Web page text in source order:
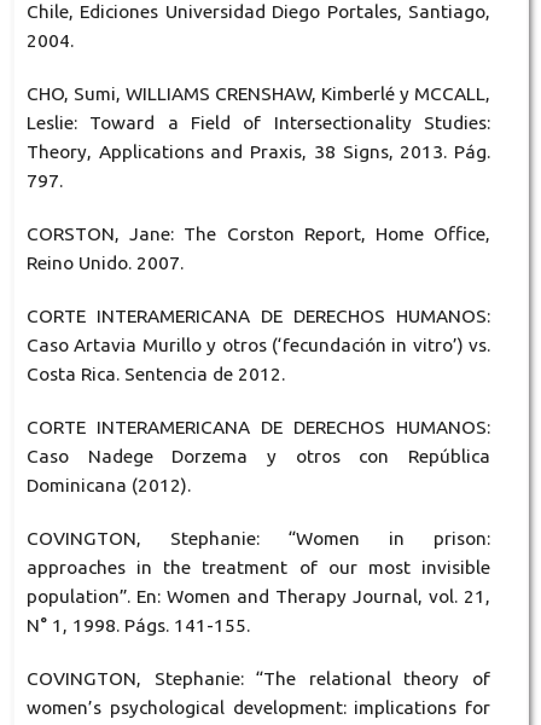
Chile, Ediciones Universidad Diego Portales, Santiago,
2004.
CHO, Sumi, WILLIAMS CRENSHAW, Kimberlé y MCCALL,
Leslie: Toward a Field of Intersectionality Studies:
Theory, Applications and Praxis, 38 Signs, 2013. Pág.
797.
CORSTON, Jane: The Corston Report, Home Office,
Reino Unido. 2007.
CORTE INTERAMERICANA DE DERECHOS HUMANOS:
Caso Artavia Murillo y otros (‘fecundación in vitro’) vs.
Costa Rica. Sentencia de 2012.
CORTE INTERAMERICANA DE DERECHOS HUMANOS:
Caso Nadege Dorzema y otros con República
Dominicana (2012).
COVINGTON, Stephanie: “Women in prison:
approaches in the treatment of our most invisible
population”. En: Women and Therapy Journal, vol. 21,
N° 1, 1998. Págs. 141-155.
COVINGTON, Stephanie: “The relational theory of
women’s psychological development: implications for